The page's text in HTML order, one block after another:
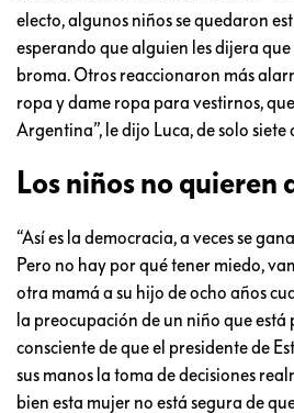
electo, algunos niños se quedaron
esperando que alguien les dijera
broma. Otros reaccionaron más
ropa y dame ropa para vestirnos,
Argentina”, le dijo Luca, de solo siete
Los niños no quieren
“Así es la democracia, a veces se
Pero no hay por qué tener miedo,
otra mamá a su hijo de ocho años
la preocupación de un niño que
consciente de que el presidente de
sus manos la toma de decisiones
bien esta mujer no está segura de